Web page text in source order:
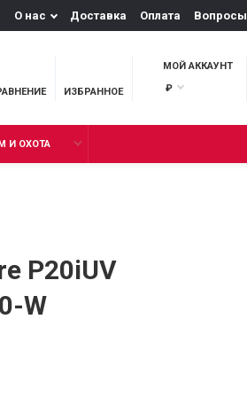
О нас Доставка Оплата Вопросы
ИЗБРАННОЕ
МОЙ АККАУНТ
₽
И ОХОТА
P20iUV
W